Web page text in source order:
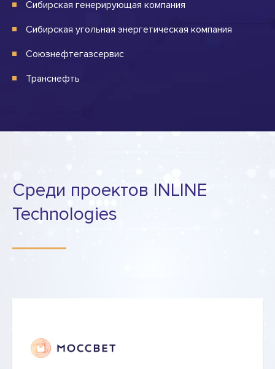
Сибирская генерирующая компания
Сибирская угольная энергетическая компания
Союзнефтегазсервис
Транснефть
Среди проектов INLINE
Technologies